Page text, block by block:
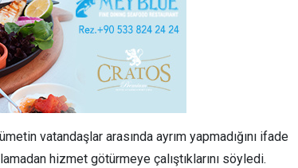
vatandaşlar arasında ayrım yapmadığını ifade
hizmet götürmeye çalıştıklarını söyledi.